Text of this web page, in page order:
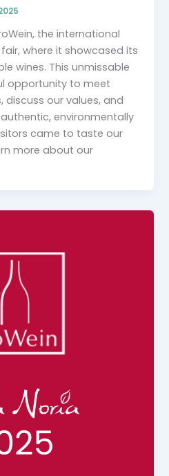
the international
where it showcased its
wines. This unmissable
opportunity to meet
discuss our values, and
environmentally
came to taste our
more about our